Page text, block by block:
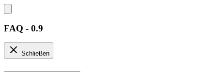
FAQ - 0.9
Schließen